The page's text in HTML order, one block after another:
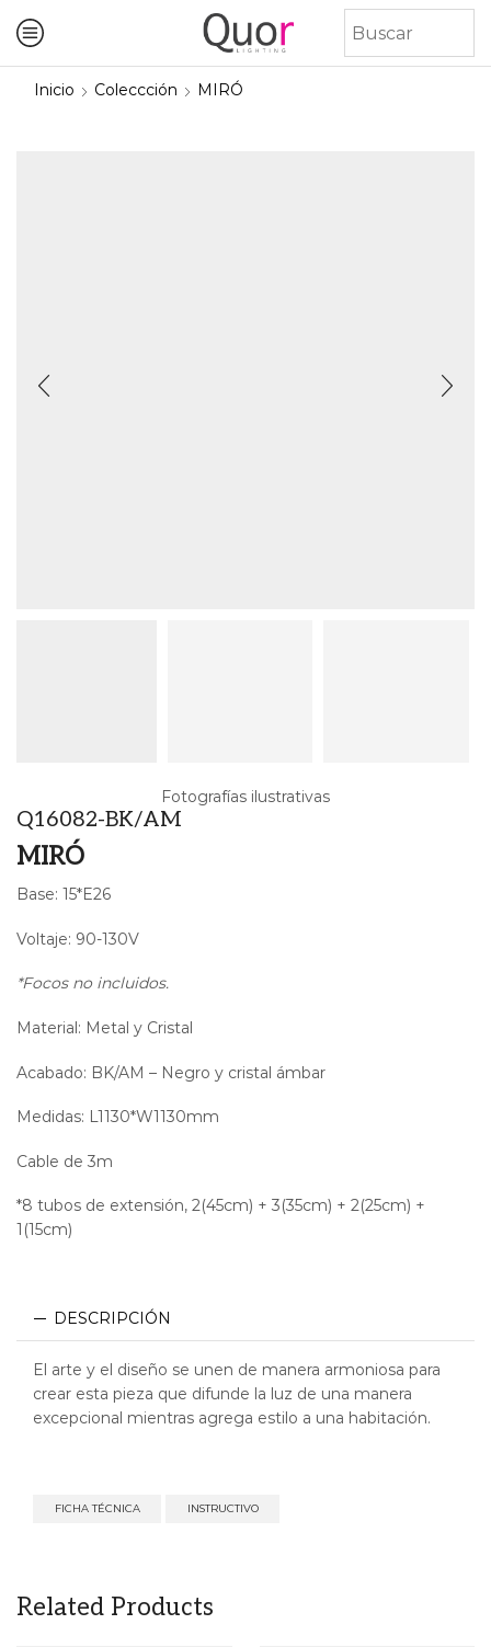
Inicio Coleccción MIRÓ
Fotografías ilustrativas
Q16082-BK/AM
MIRÓ
Base: 15*E26
Voltaje: 90-130V
*Focos no incluidos.
Material: Metal y Cristal
Acabado: BK/AM – Negro y cristal ámbar
Medidas: L1130*W1130mm
Cable de 3m
*8 tubos de extensión, 2(45cm) + 3(35cm) + 2(25cm) +
1(15cm)
DESCRIPCIÓN
El arte y el diseño se unen de manera armoniosa para
crear esta pieza que difunde la luz de una manera
excepcional mientras agrega estilo a una habitación.
FICHA TÉCNICA INSTRUCTIVO
Related Products